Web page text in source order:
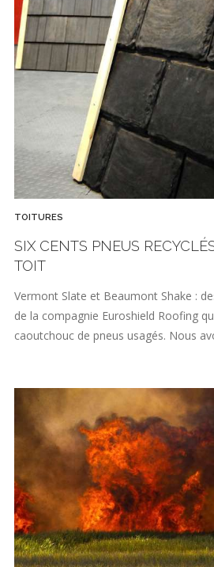
TOITURES
SIX CENTS PNEUS
TOIT
Vermont Slate et Beaumont Shake :
de la compagnie Euroshield Roofing
caoutchouc de pneus usagés. Nous